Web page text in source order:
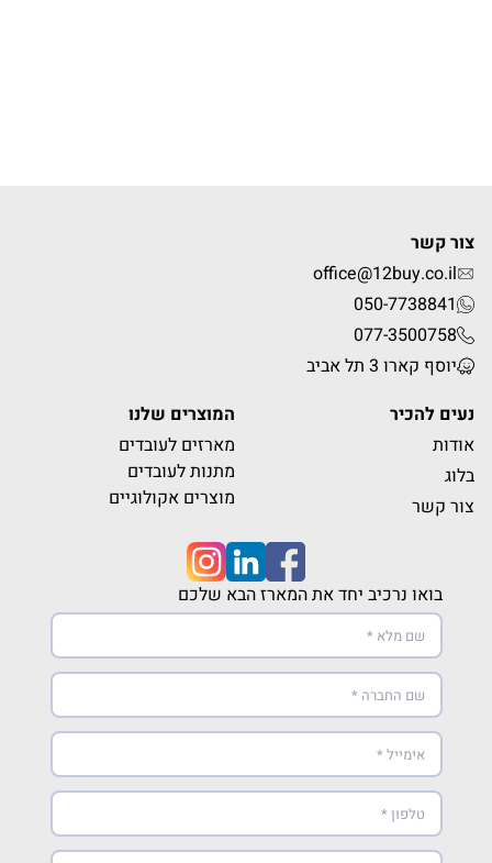
צור קשר
office@12buy.co.il
050-7738841
077-3500758
יוסף קארו 3 תל אביב
נעים להכיר
אודות
בלוג
צור קשר
המוצרים שלנו
מארזים לעובדים
מתנות לעובדים
מוצרים אקולוגיים
בואו נרכיב יחד את המארז הבא שלכם